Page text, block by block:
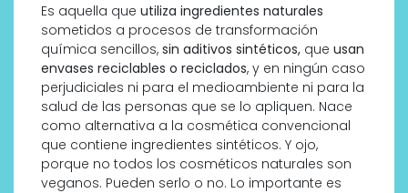
Es aquella que utiliza ingredientes naturales
sometidos a procesos de transformación
química sencillos, sin aditivos sintéticos, que usan
envases reciclables o reciclados, y en ningún caso
perjudiciales ni para el medioambiente ni para la
salud de las personas que se lo apliquen. Nace
como alternativa a la cosmética convencional
que contiene ingredientes sintéticos. Y ojo,
porque no todos los cosméticos naturales son
veganos. Pueden serlo o no. Lo importante es